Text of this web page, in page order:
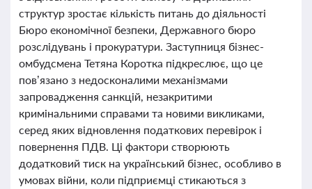
структур зростає кількість питань до діяльності
Бюро економічної безпеки, Державного бюро
розслідувань і прокуратури. Заступниця бізнес-
омбудсмена Тетяна Коротка підкреслює, що це
пов’язано з недосконалими механізмами
запровадження санкцій, незакритими
кримінальними справами та новими викликами,
серед яких відновлення податкових перевірок і
повернення ПДВ. Ці фактори створюють
додатковий тиск на український бізнес, особливо в
умовах війни, коли підприємці стикаються з